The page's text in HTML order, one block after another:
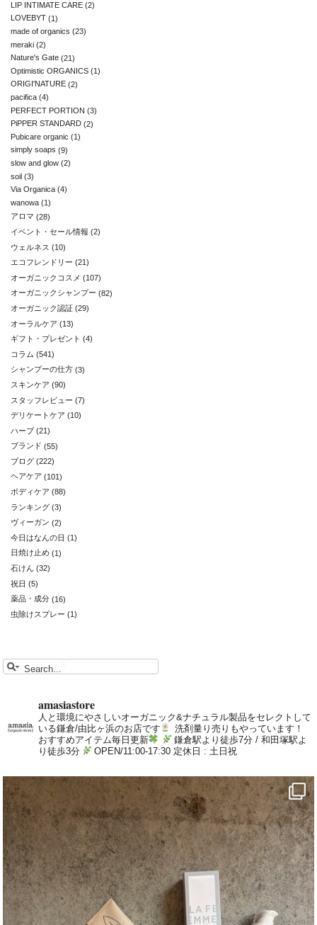
LIP INTIMATE CARE (2)
LOVEBYT (1)
made of organics (23)
meraki (2)
Nature's Gate (21)
Optimistic ORGANICS (1)
ORIGI'NATURE (2)
pacifica (4)
PERFECT PORTION (3)
PiPPER STANDARD (2)
Pubicare organic (1)
simply soaps (9)
slow and glow (2)
soil (3)
Via Organica (4)
wanowa (1)
アロマ (28)
イベント・セール情報 (2)
ウェルネス (10)
エコフレンドリー (21)
オーガニックコスメ (107)
オーガニックシャンプー (82)
オーガニック認証 (29)
オーラルケア (13)
ギフト・プレゼント (4)
コラム (541)
シャンプーの仕方 (3)
スキンケア (90)
スタッフレビュー (7)
デリケートケア (10)
ハーブ (21)
ブランド (55)
ブログ (222)
ヘアケア (101)
ボディケア (88)
ランキング (3)
ヴィーガン (2)
今日はなんの日 (1)
日焼け止め (1)
石けん (32)
祝日 (5)
薬品・成分 (16)
虫除けスプレー (1)
amasiastore
人と環境にやさしいオーガニック&ナチュラル製品をセレクトして
いる鎌倉/由比ヶ浜のお店です
洗剤量り売りもやっています！
おすすめアイテム毎日更新
鎌倉駅より徒歩7分 / 和田塚駅よ
り徒歩3分
OPEN/11:00-17:30 定休日 : 土日祝